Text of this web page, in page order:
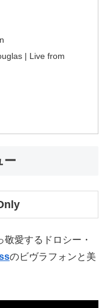
| Live from
ー
敬愛するドロシー・
のビヴラフォンと美